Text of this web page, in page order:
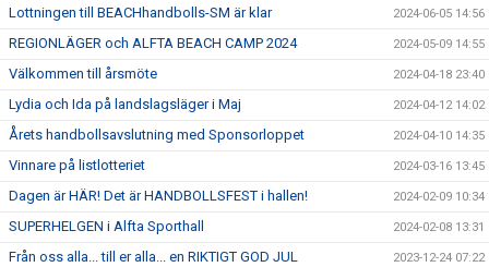
Lottningen till BEACHhandbolls-SM är klar 2024-06-05 14:56
REGIONLÄGER och ALFTA BEACH CAMP 2024 2024-05-09 14:55
Välkommen till årsmöte 2024-04-18 23:40
Lydia och Ida på landslagsläger i Maj 2024-04-12 14:02
Årets handbollsavslutning med Sponsorloppet 2024-04-10 14:35
Vinnare på listlotteriet 2024-03-16 13:45
Dagen är HÄR! Det är HANDBOLLSFEST i hallen! 2024-02-09 10:34
SUPERHELGEN i Alfta Sporthall 2024-02-08 13:31
Från oss alla... till er alla... en RIKTIGT GOD JUL 2023-12-24 07:22